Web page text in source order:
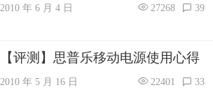
2010 年 6 月 4 日 27268 39
【评测】思普乐移动电源使用心得
2010 年 5 月 16 日 22401 33